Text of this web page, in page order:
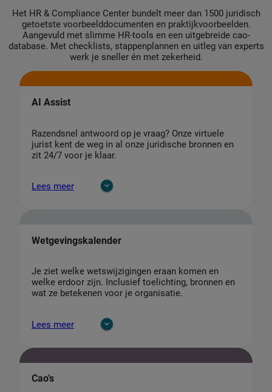
Het HR & Compliance Center bundelt meer dan 1500 juridisch
getoetste voorbeelddocumenten en praktijkvoorbeelden.
Aangevuld met slimme HR-tools en een uitgebreide cao-
database. Met checklists, stappenplannen en uitleg van experts
werk je sneller én met zekerheid.
AI Assist
Razendsnel antwoord op je vraag? Onze virtuele
jurist kent de weg in al onze juridische bronnen en
zit 24/7 voor je klaar.
Lees meer
Wetgevingskalender
Je ziet welke wetswijzigingen eraan komen en
welke erdoor zijn. Inclusief toelichting, bronnen en
wat ze betekenen voor je organisatie.
Lees meer
Cao’s